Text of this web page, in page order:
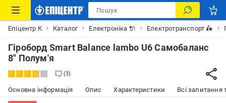
Епіцентр К Каталог Електроніка 🔌 Електротранспорт 🛵
Гіроборд Smart Balance lambo U6 Самобаланс
8" Полум'я
3
Основна інформація Опис Характеристики Всі запитання